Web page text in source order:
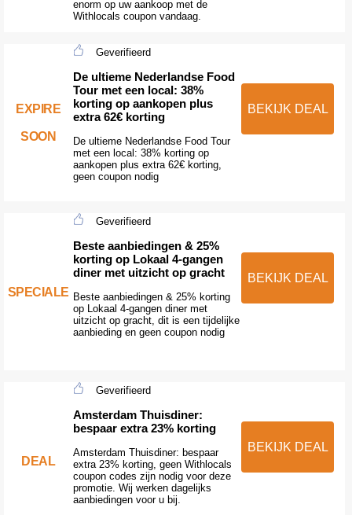
enorm op uw aankoop met de
Withlocals coupon vandaag.
EXPIRE
SOON
Geverifieerd
De ultieme Nederlandse Food
Tour met een local: 38%
korting op aankopen plus
extra 62€ korting
De ultieme Nederlandse Food Tour
met een local: 38% korting op
aankopen plus extra 62€ korting,
geen coupon nodig
BEKIJK DEAL
SPECIALE
Geverifieerd
Beste aanbiedingen & 25%
korting op Lokaal 4-gangen
diner met uitzicht op gracht
Beste aanbiedingen & 25% korting
op Lokaal 4-gangen diner met
uitzicht op gracht, dit is een tijdelijke
aanbieding en geen coupon nodig
BEKIJK DEAL
DEAL
Geverifieerd
Amsterdam Thuisdiner:
bespaar extra 23% korting
Amsterdam Thuisdiner: bespaar
extra 23% korting, geen Withlocals
coupon codes zijn nodig voor deze
promotie. Wij werken dagelijks
aanbiedingen voor u bij.
BEKIJK DEAL